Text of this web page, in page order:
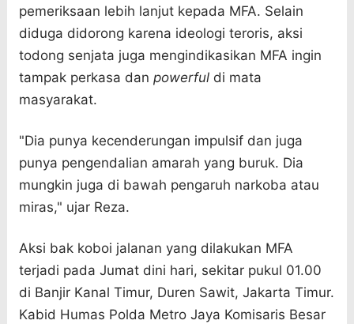
pemeriksaan lebih lanjut kepada MFA. Selain
diduga didorong karena ideologi teroris, aksi
todong senjata juga mengindikasikan MFA ingin
tampak perkasa dan powerfuldi mata
masyarakat.
"Dia punya kecenderungan impulsif dan juga
punya pengendalian amarah yang buruk. Dia
mungkin juga di bawah pengaruh narkoba atau
miras," ujar Reza.
Aksi bak koboi jalanan yang dilakukan MFA
terjadi pada Jumat dini hari, sekitar pukul 01.00
di Banjir Kanal Timur, Duren Sawit, Jakarta Timur.
Kabid Humas Polda Metro Jaya Komisaris Besar